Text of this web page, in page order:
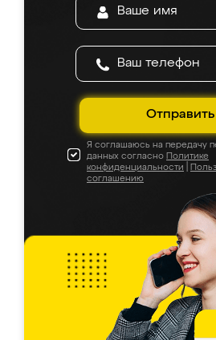
Отправить
Я соглашаюсь на передачу
данных согласно Политике
конфиденциальности
соглашению